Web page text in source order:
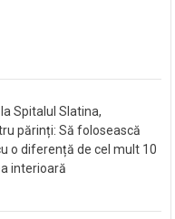
Spitalul Slatina,
părinți: Să folosească
o diferență de cel mult 10
interioară